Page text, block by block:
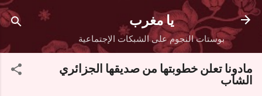
التخطي إلى المحتوى الرئيسي
يا مغرب
بوستات النجوم على الشبكات الإجتماعية
مادونا تعلن خطوبتها من صديقها الجزائري
الشاب